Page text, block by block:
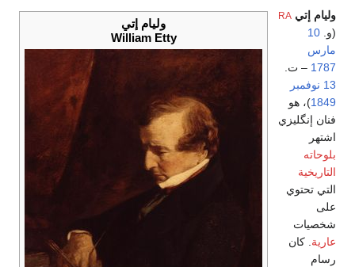
وليام إتي
William Etty
وليام إتي RA
(و. 10
مارس
1787 – ت.
13 نوفمبر
1849)، هو
فنان إنگليزي
اشتهر
بلوحاته
التاريخية
التي تحتوي
على
شخصيات
عارية . كان
رسام